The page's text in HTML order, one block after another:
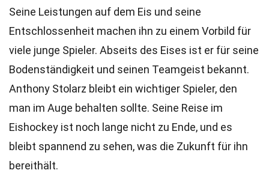
Seine Leistungen auf dem Eis und seine
Entschlossenheit machen ihn zu einem Vorbild für
viele junge Spieler. Abseits des Eises ist er für seine
Bodenständigkeit und seinen Teamgeist bekannt.
Anthony Stolarz bleibt ein wichtiger Spieler, den
man im Auge behalten sollte. Seine Reise im
Eishockey ist noch lange nicht zu Ende, und es
bleibt spannend zu sehen, was die Zukunft für ihn
bereithält.